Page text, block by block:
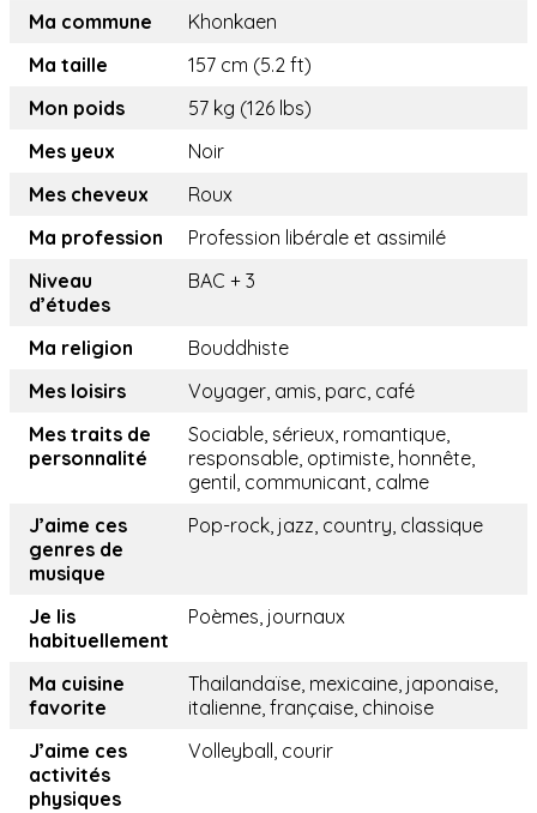
Ma commune
Khonkaen
Ma taille
157 cm (5.2 ft)
Mon poids
57 kg (126 lbs)
Mes yeux
Noir
Mes cheveux
Roux
Ma profession
Profession libérale et assimilé
Niveau
d’études
BAC + 3
Ma religion
Bouddhiste
Mes loisirs
Voyager, amis, parc, café
Mes traits de
personnalité
Sociable, sérieux, romantique,
responsable, optimiste, honnête,
gentil, communicant, calme
J’aime ces
genres de
musique
Pop-rock, jazz, country, classique
Je lis
habituellement
Poèmes, journaux
Ma cuisine
favorite
Thailandaïse, mexicaine, japonaise,
italienne, française, chinoise
J’aime ces
activités
physiques
Volleyball, courir